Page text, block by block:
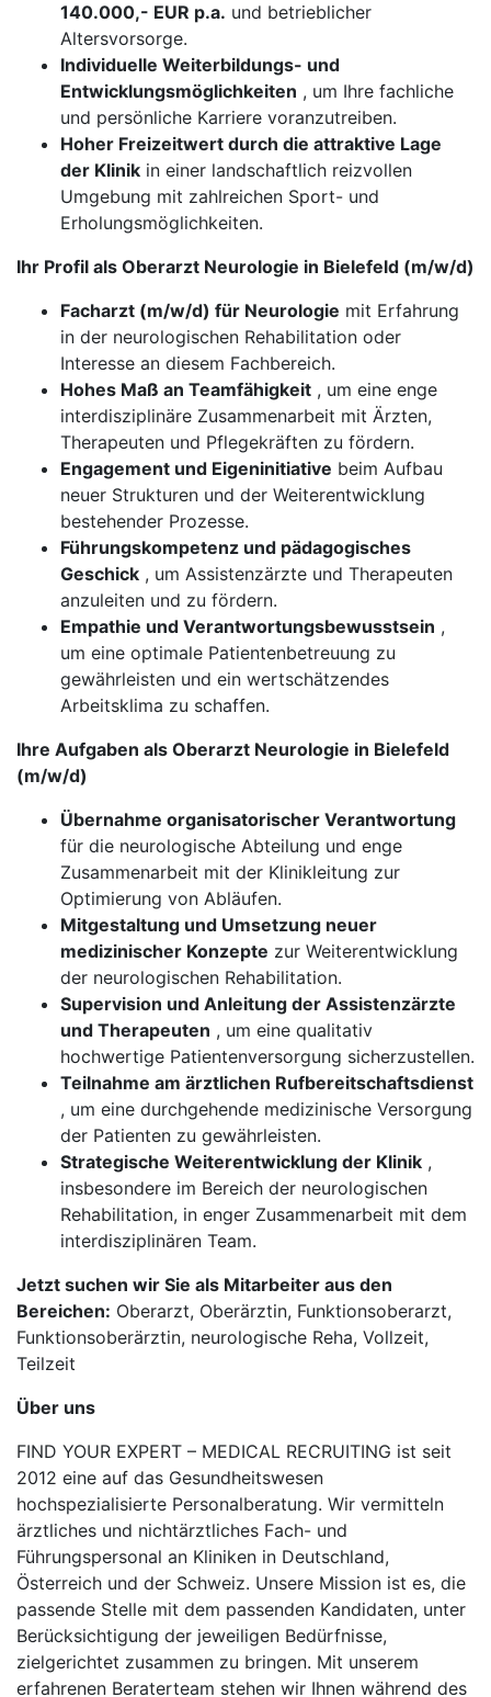
140.000,- EUR p.a. und betrieblicher
Altersvorsorge.
Individuelle Weiterbildungs- und
Entwicklungsmöglichkeiten , um Ihre fachliche
und persönliche Karriere voranzutreiben.
Hoher Freizeitwert durch die attraktive Lage
der Klinik in einer landschaftlich reizvollen
Umgebung mit zahlreichen Sport- und
Erholungsmöglichkeiten.
Ihr Profil als Oberarzt Neurologie in Bielefeld (m/w/d)
Facharzt (m/w/d) für Neurologie mit Erfahrung
in der neurologischen Rehabilitation oder
Interesse an diesem Fachbereich.
Hohes Maß an Teamfähigkeit , um eine enge
interdisziplinäre Zusammenarbeit mit Ärzten,
Therapeuten und Pflegekräften zu fördern.
Engagement und Eigeninitiative beim Aufbau
neuer Strukturen und der Weiterentwicklung
bestehender Prozesse.
Führungskompetenz und pädagogisches
Geschick , um Assistenzärzte und Therapeuten
anzuleiten und zu fördern.
Empathie und Verantwortungsbewusstsein ,
um eine optimale Patientenbetreuung zu
gewährleisten und ein wertschätzendes
Arbeitsklima zu schaffen.
Ihre Aufgaben als Oberarzt Neurologie in Bielefeld
(m/w/d)
Übernahme organisatorischer Verantwortung
für die neurologische Abteilung und enge
Zusammenarbeit mit der Klinikleitung zur
Optimierung von Abläufen.
Mitgestaltung und Umsetzung neuer
medizinischer Konzepte zur Weiterentwicklung
der neurologischen Rehabilitation.
Supervision und Anleitung der Assistenzärzte
und Therapeuten , um eine qualitativ
hochwertige Patientenversorgung sicherzustellen.
Teilnahme am ärztlichen Rufbereitschaftsdienst
, um eine durchgehende medizinische Versorgung
der Patienten zu gewährleisten.
Strategische Weiterentwicklung der Klinik ,
insbesondere im Bereich der neurologischen
Rehabilitation, in enger Zusammenarbeit mit dem
interdisziplinären Team.
Jetzt suchen wir Sie als Mitarbeiter aus den
Bereichen: Oberarzt, Oberärztin, Funktionsoberarzt,
Funktionsoberärztin, neurologische Reha, Vollzeit,
Teilzeit
Über uns
FIND YOUR EXPERT – MEDICAL RECRUITING ist seit
2012 eine auf das Gesundheitswesen
hochspezialisierte Personalberatung. Wir vermitteln
ärztliches und nichtärztliches Fach- und
Führungspersonal an Kliniken in Deutschland,
Österreich und der Schweiz. Unsere Mission ist es, die
passende Stelle mit dem passenden Kandidaten, unter
Berücksichtigung der jeweiligen Bedürfnisse,
zielgerichtet zusammen zu bringen. Mit unserem
erfahrenen Beraterteam stehen wir Ihnen während des